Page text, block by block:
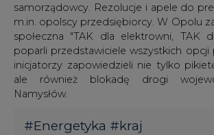
samorządowcy. Rezolucje i apele do
m.in. opolscy przedsiębiorcy. W Opolu
społeczna "TAK dla elektrowni, TAK
poparli przedstawiciele wszystkich opcji
inicjatorzy zapowiedzieli nie tylko
ale również blokadę drogi
Namysłów.
#Energetyka #kraj